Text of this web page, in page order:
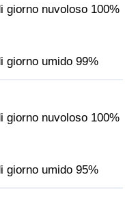
giorno nuvoloso 100%
giorno umido 99%
giorno nuvoloso 100%
giorno umido 95%